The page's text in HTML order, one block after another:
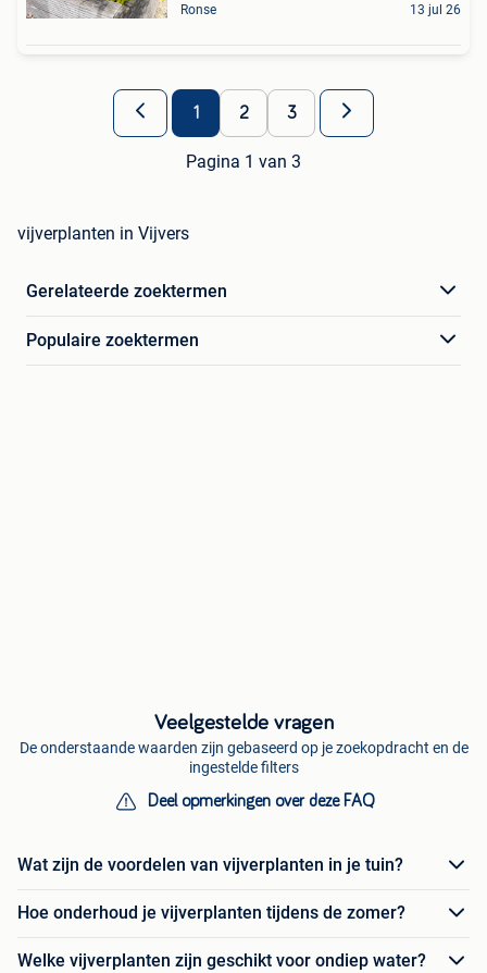
Ronse 13 jul 26
1 2 3
Pagina 1 van 3
vijverplanten in Vijvers
Gerelateerde zoektermen
Populaire zoektermen
Veelgestelde vragen
De onderstaande waarden zijn gebaseerd op je zoekopdracht en de
ingestelde filters
Deel opmerkingen over deze FAQ
Wat zijn de voordelen van vijverplanten in je tuin?
Hoe onderhoud je vijverplanten tijdens de zomer?
Welke vijverplanten zijn geschikt voor ondiep water?